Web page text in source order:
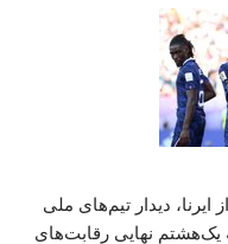
دیدار تیم‌های ملی
یک‌هشتم نهایی رقابت‌های